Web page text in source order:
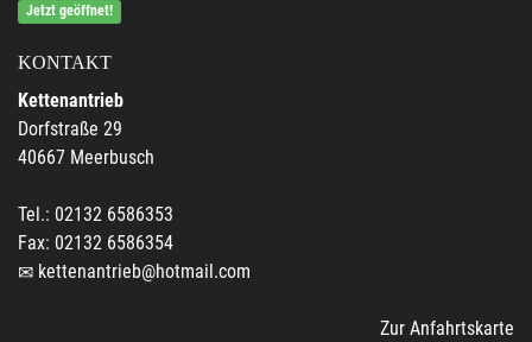
Jetzt geöffnet!
KONTAKT
Kettenantrieb
Dorfstraße 29
40667 Meerbusch
Tel.: 02132 6586353
Fax: 02132 6586354
kettenantrieb@hotmail.com
Zur Anfahrtskarte